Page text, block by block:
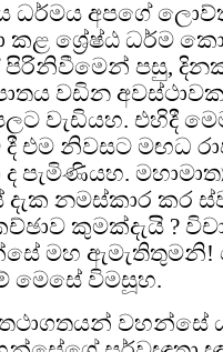
ධර්මය අපගේ
කළ ශ්‍රේෂ්ඨ ධර්ම
පසු,
වඩින
වැඩියහ. එහිදී
එම නිවසට මඟධ
පැමිණියහ.
නමස්කාර කර
කුමක්දැයි ?
මහ
මෙසේ විමසූහ.
තථාගතයන්